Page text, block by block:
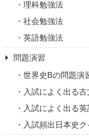
理科勉強法
社会勉強法
英語勉強法
問題演習
世界史Bの問題演
入試によく出る古
入試によく出る英
入試頻出日本史ク